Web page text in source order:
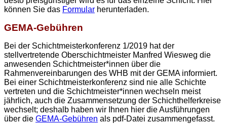
können Sie das Formular herunterladen.
GEMA-Gebühren
Bei der Schichtmeisterkonferenz 1/2019 hat der
stellvertretende Oberschichtmeister Manfred Wiesweg die
anwesenden Schichtmeister*innen über die
Rahmenvereinbarungen des WHB mit der GEMA informiert.
Bei einer Schichtmeisterkonferenz sind nie alle Schichte
vertreten und die Schichtmeister*innen wechseln meist
jährlich, auch die Zusammensetzung der Schichthelferkreise
wechselt; deshalb haben wir Ihnen hier die Ausführungen
über die GEMA-Gebühren als pdf-Datei zusammengefasst.